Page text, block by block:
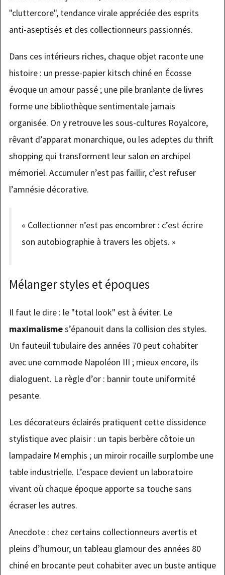
"cluttercore", tendance virale appréciée des esprits
anti-aseptisés et des collectionneurs passionnés.
Dans ces intérieurs riches, chaque objet raconte une
histoire : un presse-papier kitsch chiné en Écosse
évoque un amour passé ; une pile branlante de livres
forme une bibliothèque sentimentale jamais
organisée. On y retrouve les sous-cultures Royalcore,
rêvant d’apparat monarchique, ou les adeptes du thrift
shopping qui transforment leur salon en archipel
mémoriel. Accumuler n’est pas faillir, c’est refuser
l’amnésie décorative.
« Collectionner n’est pas encombrer : c’est écrire
son autobiographie à travers les objets. »
Mélanger styles et époques
Il faut le dire : le "total look" est à éviter. Le
maximalismes’épanouit dans la collision des styles.
Un fauteuil tubulaire des années 70 peut cohabiter
avec une commode Napoléon III ; mieux encore, ils
dialoguent. La règle d’or : bannir toute uniformité
pesante.
Les décorateurs éclairés pratiquent cette dissidence
stylistique avec plaisir : un tapis berbère côtoie un
lampadaire Memphis ; un miroir rocaille surplombe une
table industrielle. L’espace devient un laboratoire
vivant où chaque époque apporte sa touche sans
écraser les autres.
Anecdote : chez certains collectionneurs avertis et
pleins d’humour, un tableau glamour des années 80
chiné en brocante peut cohabiter avec un buste antique